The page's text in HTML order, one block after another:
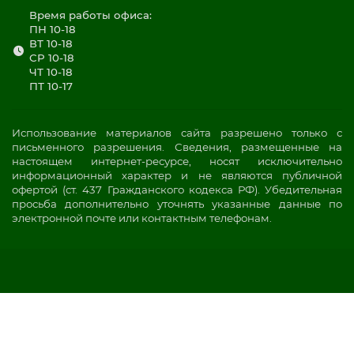
Время работы офиса:
ПН 10-18
ВТ 10-18
СР 10-18
ЧТ 10-18
ПТ 10-17
Использование материалов сайта разрешено только с
письменного разрешения. Сведения, размещенные на
настоящем интернет-ресурсе, носят исключительно
информационный характер и не являются публичной
офертой (ст. 437 Гражданского кодекса РФ). Убедительная
просьба дополнительно уточнять указанные данные по
электронной почте или контактным телефонам.